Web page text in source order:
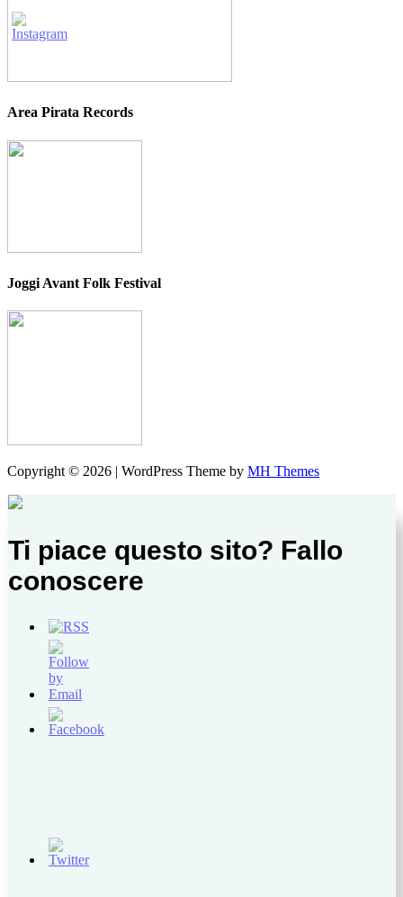
Area Pirata Records
Joggi Avant Folk Festival
Copyright © 2026 | WordPress Theme by MH Themes
Ti piace questo sito? Fallo
conoscere